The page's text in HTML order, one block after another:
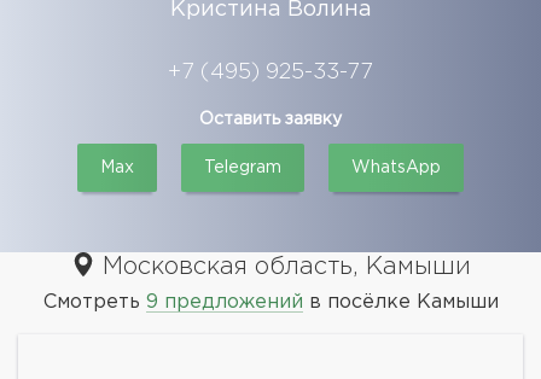
Кристина Волина
+7 (495) 925-33-77
Оставить заявку
Max Telegram WhatsApp
Московская область, Камыши
Смотреть 9 предложений в посёлке Камыши